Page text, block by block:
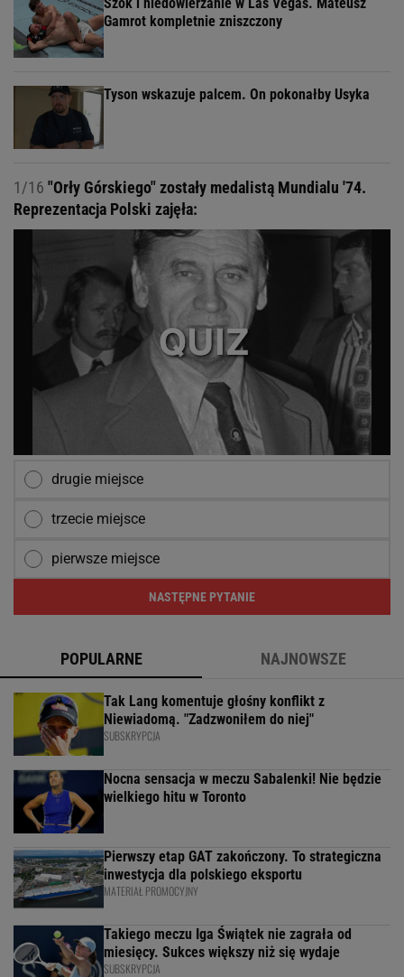
Gamrot kompletnie zniszczony
Tyson wskazuje palcem. On pokonałby Usyka
1/16 "Orły Górskiego" zostały medalistą Mundialu '74.
Reprezentacja Polski zajęła:
drugie miejsce
trzecie miejsce
pierwsze miejsce
NASTĘPNE PYTANIE
POPULARNE NAJNOWSZE
Tak Lang komentuje głośny konflikt z
Niewiadomą. "Zadzwoniłem do niej"
SUBSKRYPCJA
Nocna sensacja w meczu Sabalenki! Nie będzie
wielkiego hitu w Toronto
Pierwszy etap GAT zakończony. To strategiczna
inwestycja dla polskiego eksportu
MATERIAŁ PROMOCYJNY
Takiego meczu Iga Świątek nie zagrała od
miesięcy. Sukces większy niż się wydaje
SUBSKRYPCJA